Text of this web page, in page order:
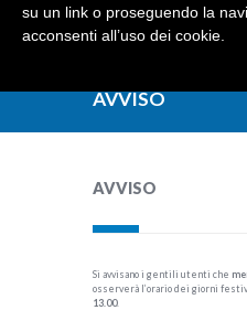
AVVISO
AVVISO
Si avvisano i gentili utenti che
osserverà l’orario dei giorni
13.00.
su un link o proseguendo la
acconsenti all’uso dei cookie.